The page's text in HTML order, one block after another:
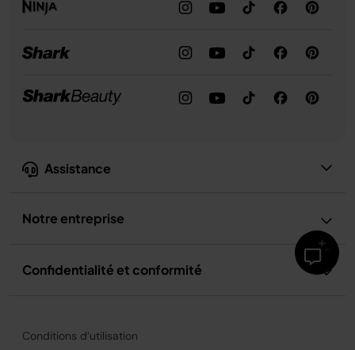
Assistance
Notre entreprise
Confidentialité et conformité
Conditions d’utilisation